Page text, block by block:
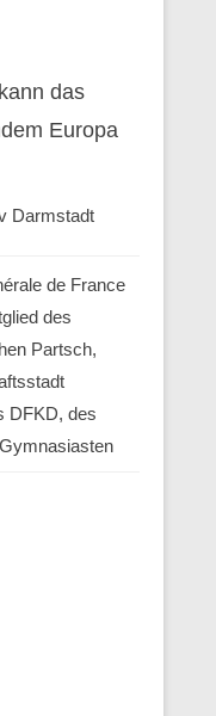
das
Europa
Darmstadt
de France
des
Partsch,
DFKD, des